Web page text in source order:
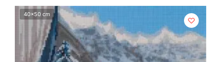
40x50 cm